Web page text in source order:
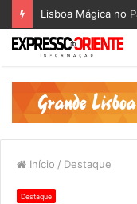
Lisboa Mágica no
Início / Destaque
Destaque